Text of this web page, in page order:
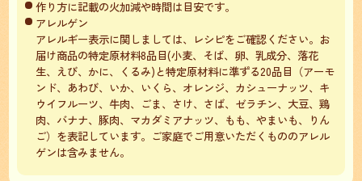
作り方に記載の火加減や時間は目安です。
アレルゲン
アレルギー表示に関しましては、レシピをご確認ください。お
届け商品の特定原材料8品目(小麦、そば、卵、乳成分、落花
生、えび、かに、くるみ)と特定原材料に準ずる20品目（アーモ
ンド、あわび、いか、いくら、オレンジ、カシューナッツ、キ
ウイフルーツ、牛肉、ごま、さけ、さば、ゼラチン、大豆、鶏
肉、バナナ、豚肉、マカダミアナッツ、もも、やまいも、りん
ご）を表記しています。ご家庭でご用意いただくもののアレル
ゲンは含みません。